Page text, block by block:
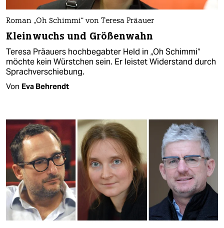
Roman „Oh Schimmi“ von Teresa Präauer
Kleinwuchs und Größenwahn
Teresa Präauers hochbegabter Held in „Oh Schimmi“
möchte kein Würstchen sein. Er leistet Widerstand durch
Sprachverschiebung.
Von Eva Behrendt